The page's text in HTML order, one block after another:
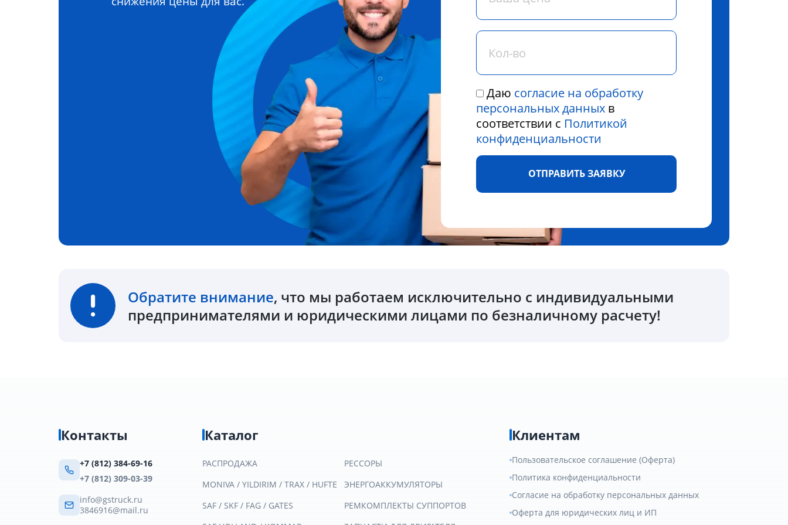
Даю согласие на обработку
персональных данных в
соответствии с Политикой
конфиденциальности
ОТПРАВИТЬ ЗАЯВКУ
Обратите внимание, что мы работаем исключительно с индивидуальными
предпринимателями и юридическими лицами по безналичному расчету!
Контакты
+7 (812) 384-69-16
+7 (812) 309-03-39
info@gstruck.ru
3846916@mail.ru
Каталог
РАСПРОДАЖА
MONIVA / YILDIRIM / TRAX / HUFTE
SAF / SKF / FAG / GATES
РЕССОРЫ
ЭНЕРГОАККУМУЛЯТОРЫ
РЕМКОМПЛЕКТЫ СУППОРТОВ
Клиентам
Пользовательское соглашение (Оферта)
Политика конфиденциальности
Согласие на обработку персональных данных
Оферта для юридических лиц и ИП